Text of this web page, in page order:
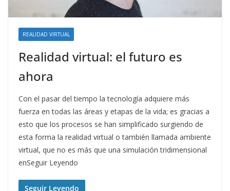
REALIDAD VIRTUAL
Realidad virtual: el futuro es
ahora
Con el pasar del tiempo la tecnología adquiere más
fuerza en todas las áreas y etapas de la vida; es gracias a
esto que los procesos se han simplificado surgiendo de
esta forma la realidad virtual o también llamada ambiente
virtual, que no es más que una simulación tridimensional
enSeguir Leyendo
Seguir Leyendo